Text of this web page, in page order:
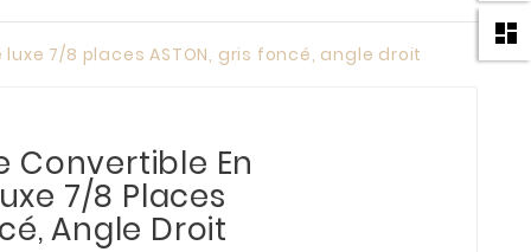

7/8 places ASTON, gris foncé, angle droit
Convertible En
7/8 Places
Angle Droit